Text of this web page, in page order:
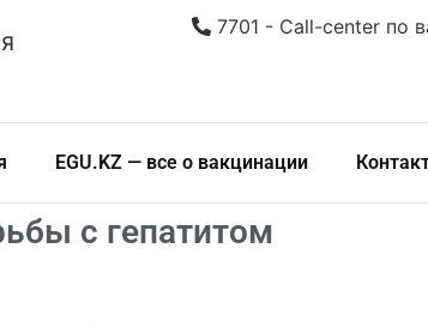
7701 - Call-center по
EGU.KZ — все о вакцинации
с гепатитом